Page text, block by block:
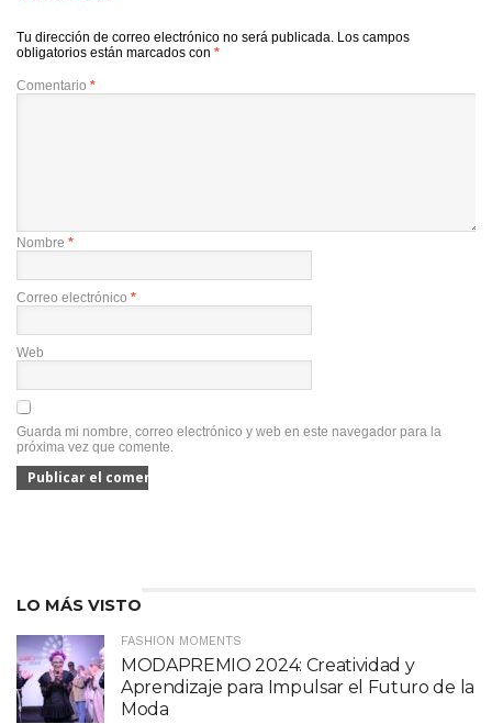
Tu dirección de correo electrónico no será publicada. Los campos
obligatorios están marcados con *
Comentario *
Nombre *
Correo electrónico *
Web
Guarda mi nombre, correo electrónico y web en este navegador para la
próxima vez que comente.
LO MÁS VISTO
FASHION MOMENTS
MODAPREMIO 2024: Creatividad y
Aprendizaje para Impulsar el Futuro de la
Moda